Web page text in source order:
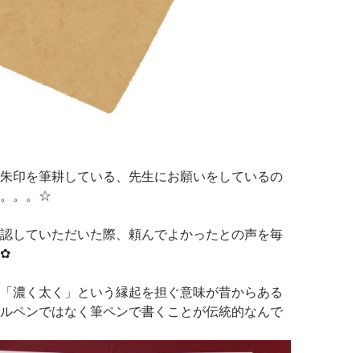
印を筆耕している、先生にお願いをしているの
。。☆
していただいた際、頼んでよかったとの声を毎
✿
濃く太く」という縁起を担ぐ意味が昔からある
ペンではなく筆ペンで書くことが伝統的なんで